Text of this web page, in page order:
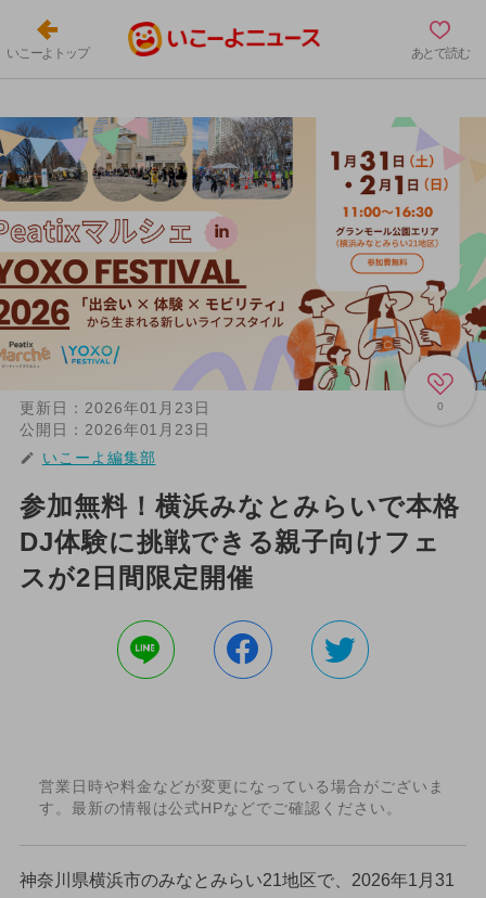
いこーよトップ あとで読む
0
更新日： 2026年01月23日
公開日： 2026年01月23日
いこーよ編集部
参加無料！横浜みなとみらいで本格
DJ体験に挑戦できる親子向けフェ
スが2日間限定開催
営業日時や料金などが変更になっている場合がございま
す。最新の情報は公式HPなどでご確認ください。
神奈川県横浜市のみなとみらい21地区で、2026年1月31